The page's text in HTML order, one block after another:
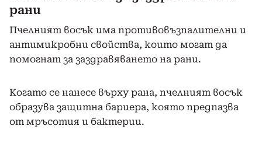
рани
Пчелният восък има противовъзпалителни и
антимикробни свойства, които могат да
помогнат за заздравяването на рани.
Когато се нанесе върху рана, пчелният восък
образува защитна бариера, която предпазва
от мръсотия и бактерии.